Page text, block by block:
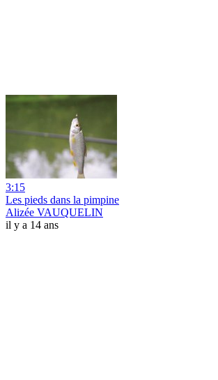
3:15
Les pieds dans la pimpine
Alizée VAUQUELIN
il y a 14 ans